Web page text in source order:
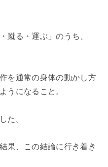
蹴る・運ぶ」のうち、
を通常の身体の動かし方
うになること。
た。
果、この結論に行き着き